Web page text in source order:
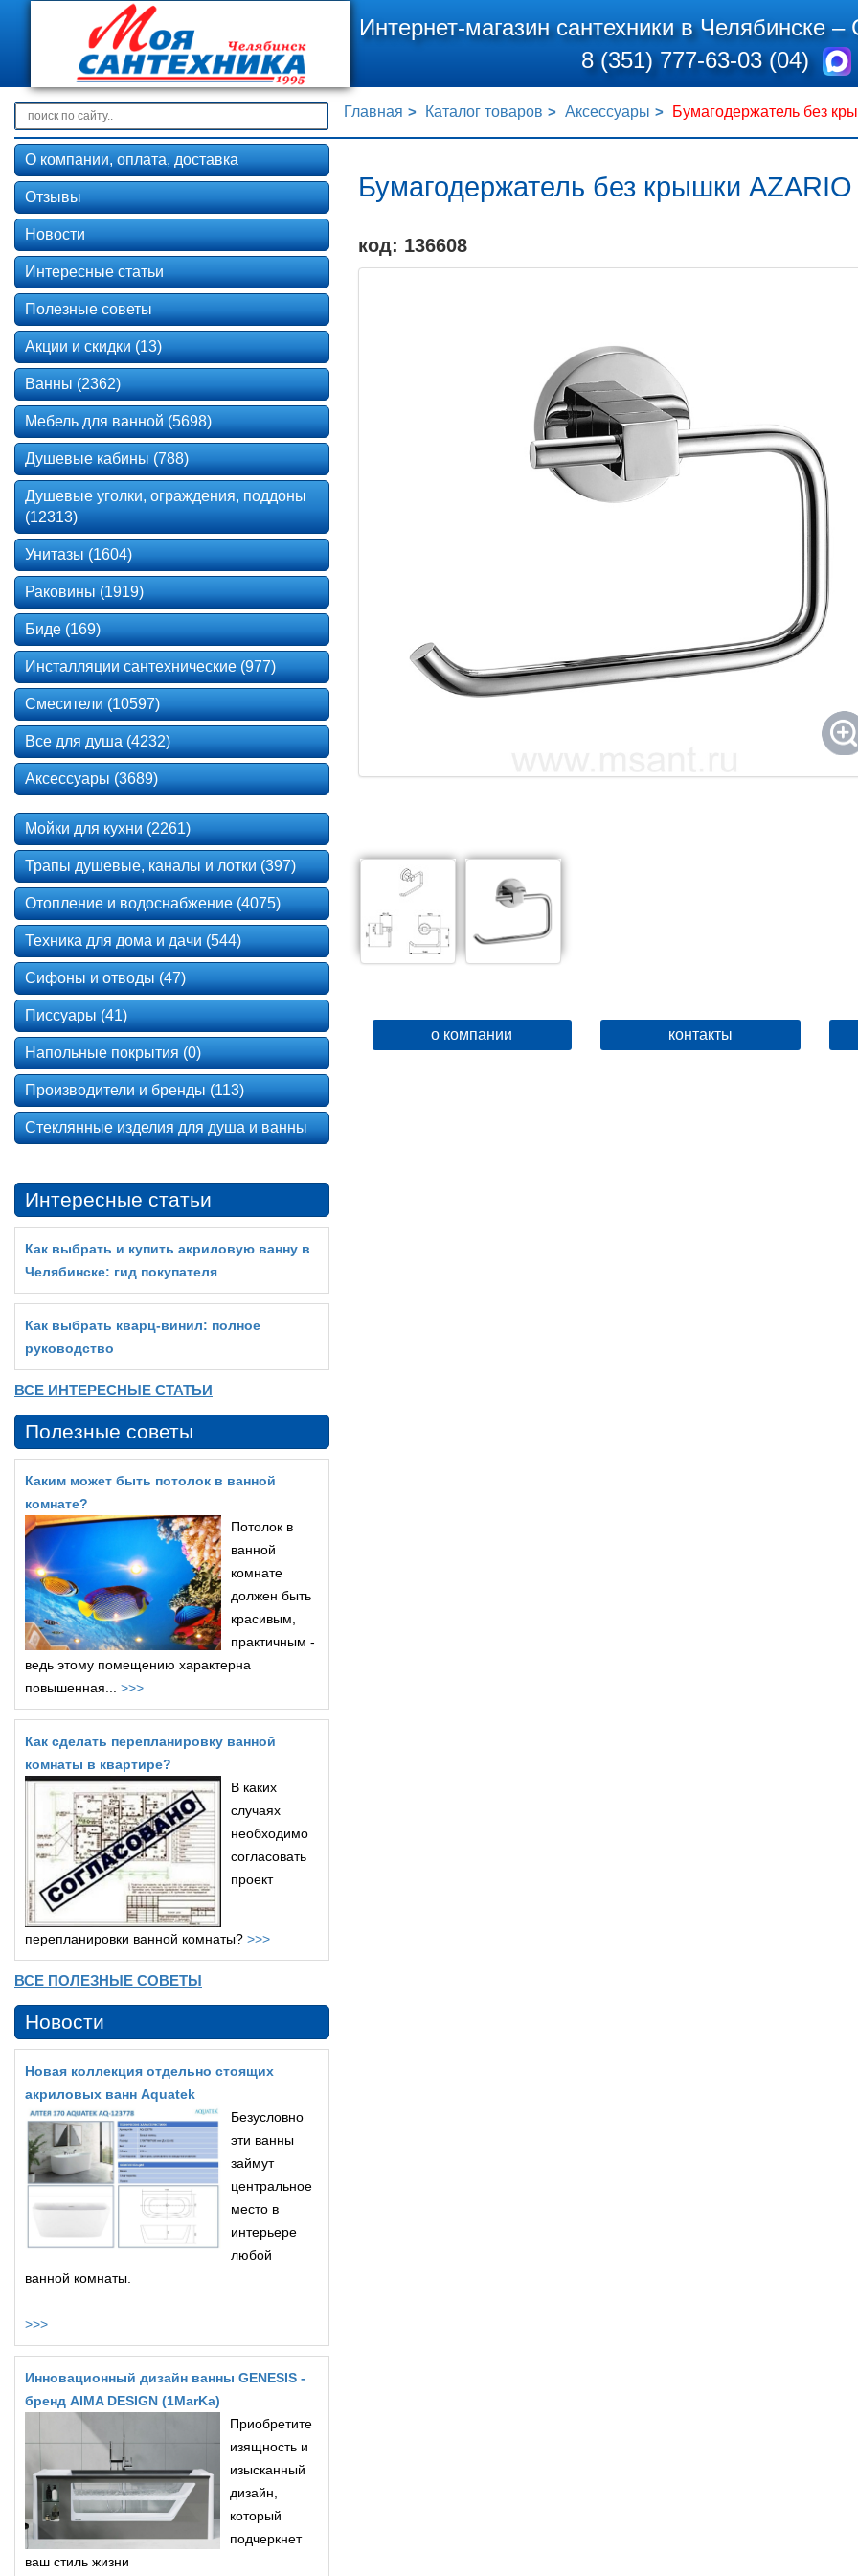
Интернет-магазин сантехники в Челябинске –
8 (351) 777-63-03 (04)
Главная Каталог товаров Аксессуары Бумагодержатель без
Бумагодержатель без крышки
код: 136608
о компании контакты
О компании, оплата, доставка
Отзывы
Новости
Интересные статьи
Полезные советы
Акции и скидки (13)
Ванны (2362)
Мебель для ванной (5698)
Душевые кабины (788)
Душевые уголки, ограждения, поддоны
(12313)
Унитазы (1604)
Раковины (1919)
Биде (169)
Инсталляции сантехнические (977)
Смесители (10597)
Все для душа (4232)
Аксессуары (3689)
Мойки для кухни (2261)
Трапы душевые, каналы и лотки (397)
Отопление и водоснабжение (4075)
Техника для дома и дачи (544)
Сифоны и отводы (47)
Писсуары (41)
Напольные покрытия (0)
Производители и бренды (113)
Стеклянные изделия для душа и ванны
Интересные статьи
Как выбрать и купить акриловую ванну в
Челябинске: гид покупателя
Как выбрать кварц‑винил: полное
руководство
ВСЕ ИНТЕРЕСНЫЕ СТАТЬИ
Полезные советы
Каким может быть потолок в ванной
комнате?
Потолок в
ванной
комнате
должен быть
красивым,
практичным -
ведь этому помещению характерна
повышенная... >>>
Как сделать перепланировку ванной
комнаты в квартире?
В каких
случаях
необходимо
согласовать
проект
перепланировки ванной комнаты? >>>
ВСЕ ПОЛЕЗНЫЕ СОВЕТЫ
Новости
Новая коллекция отдельно стоящих
акриловых ванн Aquatek
Безусловно
эти ванны
займут
центральное
место в
интерьере
любой
ванной комнаты.
>>>
Инновационный дизайн ванны GENESIS -
бренд AIMA DESIGN (1MarKa)
Приобретите
изящность и
изысканный
дизайн,
который
подчеркнет
ваш стиль жизни